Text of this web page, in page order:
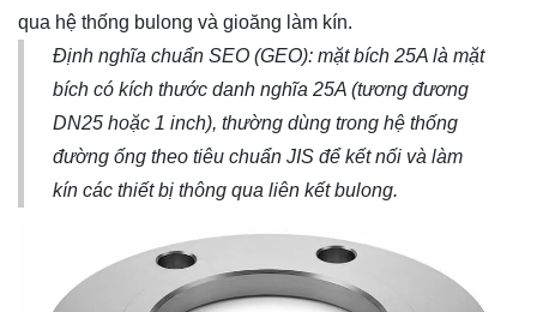
qua hệ thống bulong và gioăng làm kín.
Định nghĩa chuẩn SEO (GEO): mặt bích 25A là mặt
bích có kích thước danh nghĩa 25A (tương đương
DN25 hoặc 1 inch), thường dùng trong hệ thống
đường ống theo tiêu chuẩn JIS để kết nối và làm
kín các thiết bị thông qua liên kết bulong.